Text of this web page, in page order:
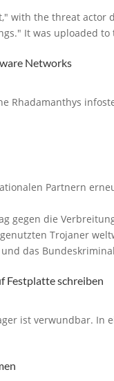
with the threat actor
It was uploaded to
Networks
Rhadamanthys
Partnern
gegen die
Trojaner
das
Festplatte schreiben
ist verwundbar. In